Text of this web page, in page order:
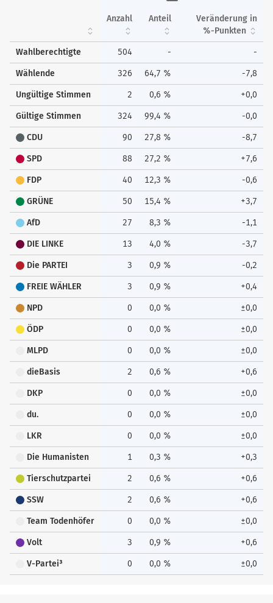
Anzahl Anteil
Veränderung in
%-Punkten
Wahlberechtigte 504 - -
Wählende 326 64,7 % -7,8
Ungültige Stimmen 2 0,6 % +0,0
Gültige Stimmen 324 99,4 % -0,0
CDU 90 27,8 % -8,7
SPD 88 27,2 % +7,6
FDP 40 12,3 % -0,6
GRÜNE 50 15,4 % +3,7
AfD 27 8,3 % -1,1
DIE LINKE 13 4,0 % -3,7
Die PARTEI 3 0,9 % -0,2
FREIE WÄHLER 3 0,9 % +0,4
NPD 0 0,0 % ±0,0
ÖDP 0 0,0 % ±0,0
MLPD 0 0,0 % ±0,0
dieBasis 2 0,6 % +0,6
DKP 0 0,0 % ±0,0
du. 0 0,0 % ±0,0
LKR 0 0,0 % ±0,0
Die Humanisten 1 0,3 % +0,3
Tierschutzpartei 2 0,6 % +0,6
SSW 2 0,6 % +0,6
Team Todenhöfer 0 0,0 % ±0,0
Volt 3 0,9 % +0,6
V-Partei³ 0 0,0 % ±0,0